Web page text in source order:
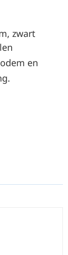
, zwart
en